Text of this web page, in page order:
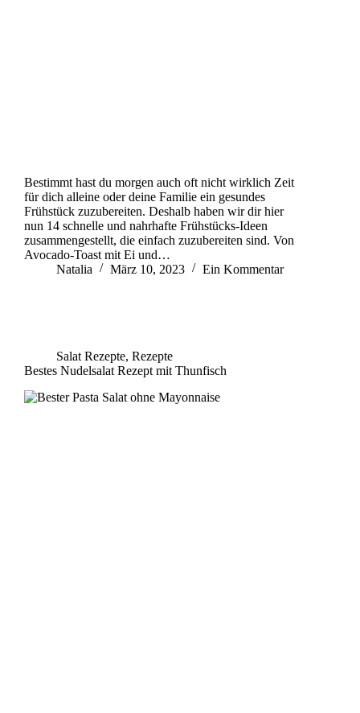
Bestimmt hast du morgen auch oft nicht wirklich Zeit
für dich alleine oder deine Familie ein gesundes
Frühstück zuzubereiten. Deshalb haben wir dir hier
nun 14 schnelle und nahrhafte Frühstücks-Ideen
zusammengestellt, die einfach zuzubereiten sind. Von
Avocado-Toast mit Ei und…
Natalia
März 10, 2023 Ein Kommentar
Salat Rezepte, Rezepte
Bestes Nudelsalat Rezept mit Thunfisch